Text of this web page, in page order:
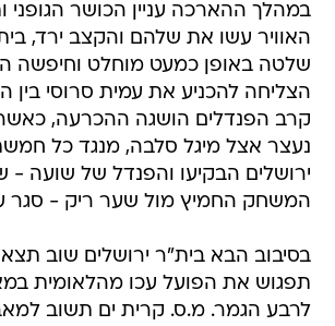
במהלך ההארכה עניין הכושר הגופני
האוויר עשו את שלהם והקצב ירד,
שלטה באופן כמעט מוחלט וחיפשה
הצליחה להכניע את עמית סרוסי בין
קרב הפנדלים הושגה ההכרעה, כאשר
נעצר אצל מיגל סלבה, מנגד כל
ירושלים הבקיעו והפנדל של שועה -
המשחק החמיץ מול שער ריק - סגר
בסיבוב הבא בית"ר ירושלים שוב
תפגוש את הפועל עכו מהלאומית
לרבע הגמר. מ.ס. קרית ים תשוב